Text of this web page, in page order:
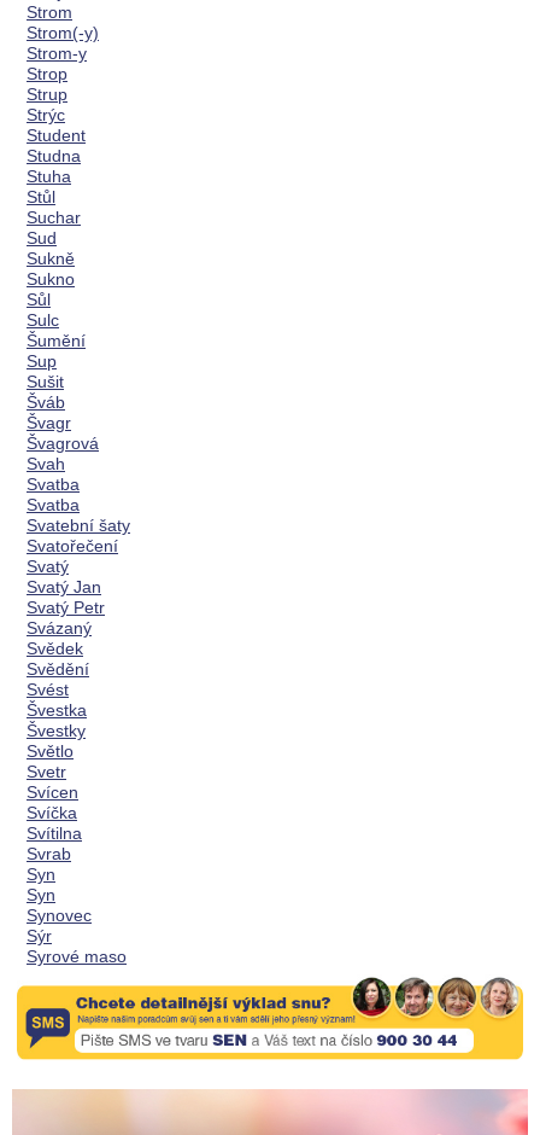
Strom
Strom(-y)
Strom-y
Strop
Strup
Strýc
Student
Studna
Stuha
Stůl
Suchar
Sud
Sukně
Sukno
Sůl
Sulc
Šumění
Sup
Sušit
Šváb
Švagr
Švagrová
Svah
Svatba
Svatba
Svatební šaty
Svatořečení
Svatý
Svatý Jan
Svatý Petr
Svázaný
Svědek
Svědění
Svést
Švestka
Švestky
Světlo
Svetr
Svícen
Svíčka
Svítilna
Svrab
Syn
Syn
Synovec
Sýr
Syrové maso